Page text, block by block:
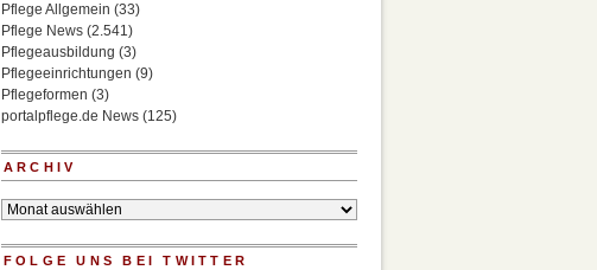
Pflege Allgemein (33)
Pflege News (2.541)
Pflegeausbildung (3)
Pflegeeinrichtungen (9)
Pflegeformen (3)
portalpflege.de News (125)
ARCHIV
Archiv
FOLGE UNS BEI TWITTER